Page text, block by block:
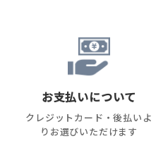
お支払いについて
クレジットカード・後払いよ
りお選びいただけます